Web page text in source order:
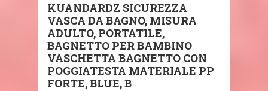
KUANDARDZ SICUREZZA
VASCA DA BAGNO, MISURA
ADULTO, PORTATILE,
BAGNETTO PER BAMBINO
VASCHETTA BAGNETTO CON
POGGIATESTA MATERIALE PP
FORTE, BLUE, B